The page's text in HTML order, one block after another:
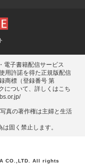
電子書籍配信サービス
用許諾を得た正規版配信
商標（登録番号 第
について、詳しくはこち
真の著作権は主婦と⽣活
固く禁⽌します。
CO.,LTD. All rights